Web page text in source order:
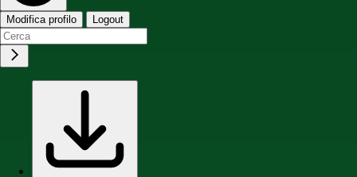
Modifica profilo Logout